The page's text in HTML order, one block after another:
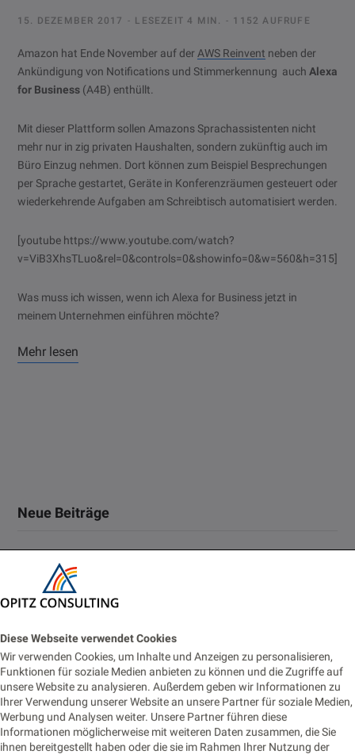
Diese Webseite verwendet Cookies
Wir verwenden Cookies, um Inhalte und Anzeigen zu personalisieren,
Funktionen für soziale Medien anbieten zu können und die Zugriffe auf
unsere Website zu analysieren. Außerdem geben wir Informationen zu
Ihrer Verwendung unserer Website an unsere Partner für soziale Medien,
Werbung und Analysen weiter. Unsere Partner führen diese
Informationen möglicherweise mit weiteren Daten zusammen, die Sie
ihnen bereitgestellt haben oder die sie im Rahmen Ihrer Nutzung der
15. DEZEMBER 2017 LESEZEIT 4 MIN. 1152 AUFRUFE
Amazon hat Ende November auf der AWS Reinvent neben der
Ankündigung von Notifications und Stimmerkennung auch Alexa
for Business (A4B) enthüllt.
Mit dieser Plattform sollen Amazons Sprachassistenten nicht
mehr nur in zig privaten Haushalten, sondern zukünftig auch im
Büro Einzug nehmen. Dort können zum Beispiel Besprechungen
per Sprache gestartet, Geräte in Konferenzräumen gesteuert oder
wiederkehrende Aufgaben am Schreibtisch automatisiert werden.
[youtube https://www.youtube.com/watch?
v=ViB3XhsTLuo&rel=0&controls=0&showinfo=0&w=560&h=315]
Was muss ich wissen, wenn ich Alexa for Business jetzt in
meinem Unternehmen einführen möchte?
Mehr lesen
Neue Beiträge
Oracle Forms 14: New Features Every Forms Developer
Should Know
2. JULI 2026
Vom Monitoring zur Fachanwendung: Prometheus-Alerts für
Business-Prozesse nutzbar machen
22. JUNI 2026
Eventbasierte Synchronisation zwischen Monolith und
Cloud-Modul